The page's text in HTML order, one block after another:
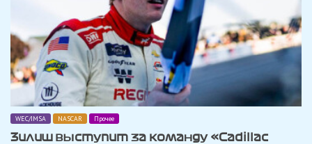
WEC/IMSA NASCAR Прочее
Зилиш выступит за команду «Cadillac